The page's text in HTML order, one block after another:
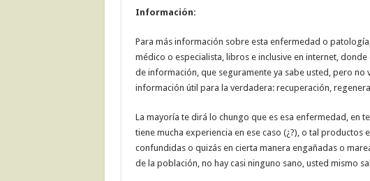
Información:
Para más información sobre esta enfermedad o
médico o especialista, libros e inclusive en internet,
de información, que seguramente ya sabe usted, pero no
información útil para la verdadera: recuperación,
La mayoría te dirá lo chungo que es esa enfermedad, en
tiene mucha experiencia en ese caso (¿?), o tal productos
confundidas o quizás en cierta manera engañadas o
de la población, no hay casi ninguno sano, usted mismo